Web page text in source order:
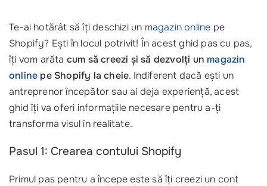
Te-ai hotărât să îți deschizi un magazin online pe
Shopify? Ești în locul potrivit! În acest ghid pas cu pas,
îți vom arăta cum să creezi și să dezvolți un magazin
online pe Shopify la cheie. Indiferent dacă ești un
antreprenor începător sau ai deja experiență, acest
ghid îți va oferi informațiile necesare pentru a-ți
transforma visul în realitate.
Pasul 1: Crearea contului Shopify
Primul pas pentru a începe este să îți creezi un cont